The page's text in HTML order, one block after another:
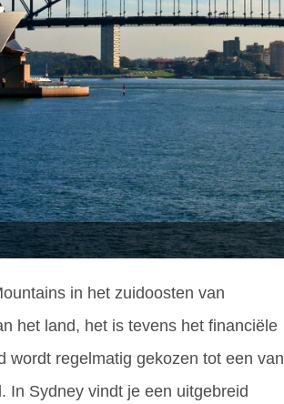
in het zuidoosten van
het land, het is tevens het financiële
wordt regelmatig gekozen tot een van
In Sydney vindt je een uitgebreid